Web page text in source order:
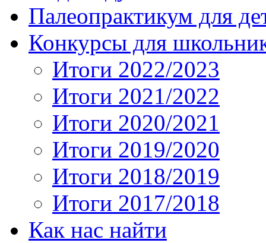
Палеопрактикум для
Конкурсы для
Итоги 2022/2023
Итоги 2021/2022
Итоги 2020/2021
Итоги 2019/2020
Итоги 2018/2019
Итоги 2017/2018
Как нас найти